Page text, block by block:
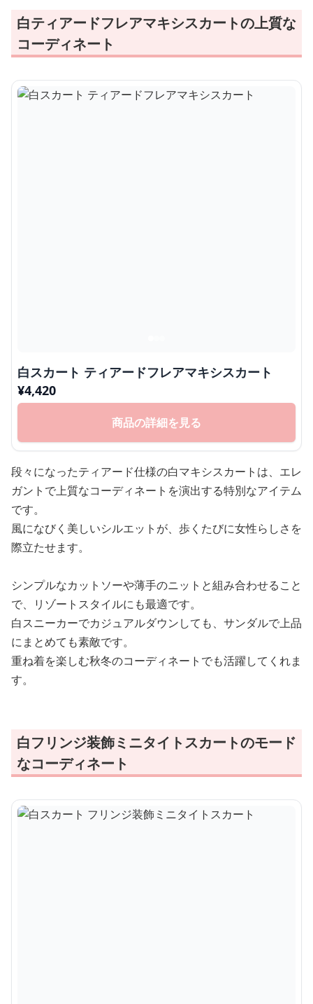
白ティアードフレアマキシスカートの上質な
コーディネート
白スカート ティアードフレアマキシスカート
¥4,420
商品の詳細を見る
段々になったティアード仕様の白マキシスカートは、エレ
ガントで上質なコーディネートを演出する特別なアイテム
です。
風になびく美しいシルエットが、歩くたびに女性らしさを
際立たせます。
シンプルなカットソーや薄手のニットと組み合わせること
で、リゾートスタイルにも最適です。
白スニーカーでカジュアルダウンしても、サンダルで上品
にまとめても素敵です。
重ね着を楽しむ秋冬のコーディネートでも活躍してくれま
す。
白フリンジ装飾ミニタイトスカートのモード
なコーディネート